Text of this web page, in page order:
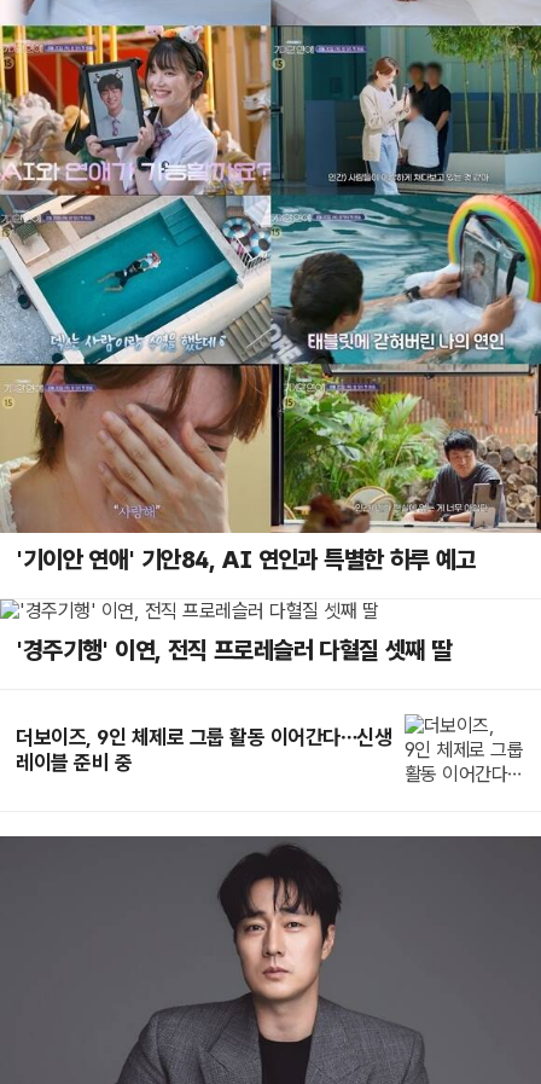
'기이안 연애' 기안84, AI 연인과 특별한 하루 예고
'경주기행' 이연, 전직 프로레슬러 다혈질 셋째 딸
더보이즈, 9인 체제로 그룹 활동 이어간다…신생
레이블 준비 중